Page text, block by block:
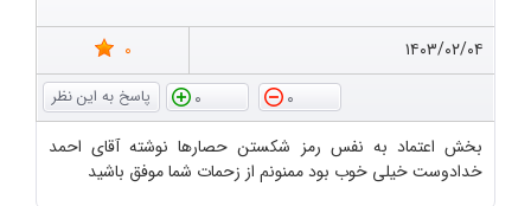
۱۴۰۳/۰۲/۰۴
0
0
0
بخش اعتماد به نفس رمز شکستن حصارها نوشته آقای احمد
خدادوست خیلی خوب بود ممنونم از زحمات شما موفق باشید